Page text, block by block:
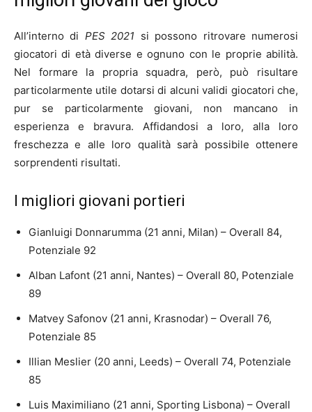
All’interno di PES 2021 si possono ritrovare numerosi
giocatori di età diverse e ognuno con le proprie abilità.
Nel formare la propria squadra, però, può risultare
particolarmente utile dotarsi di alcuni validi giocatori che,
pur se particolarmente giovani, non mancano in
esperienza e bravura. Affidandosi a loro, alla loro
freschezza e alle loro qualità sarà possibile ottenere
sorprendenti risultati.
I migliori giovani portieri
Gianluigi Donnarumma (21 anni, Milan) – Overall 84,
Potenziale 92
Alban Lafont (21 anni, Nantes) – Overall 80, Potenziale
89
Matvey Safonov (21 anni, Krasnodar) – Overall 76,
Potenziale 85
Illian Meslier (20 anni, Leeds) – Overall 74, Potenziale
85
Luis Maximiliano (21 anni, Sporting Lisbona) – Overall